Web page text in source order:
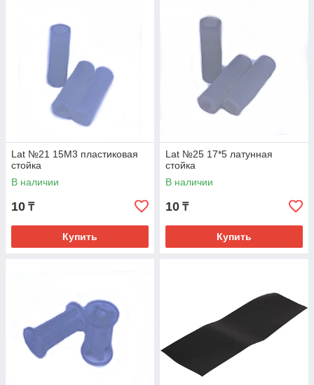
Lat №21 15М3 пластиковая
стойка
В наличии
10 ₸
Купить
Lat №25 17*5 латунная
стойка
В наличии
10 ₸
Купить